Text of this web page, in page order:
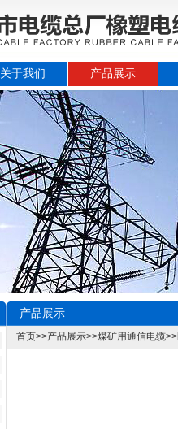
关于我们 产品展示
产品展示
首页>>产品展示>>煤矿用通信电缆>>